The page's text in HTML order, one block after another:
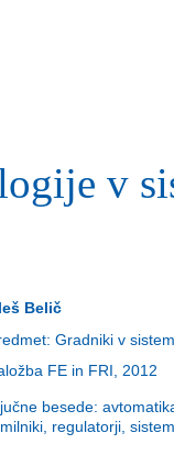
v
Belič
Gradniki v
FE in FRI, 2012
besede:
regulatorji,